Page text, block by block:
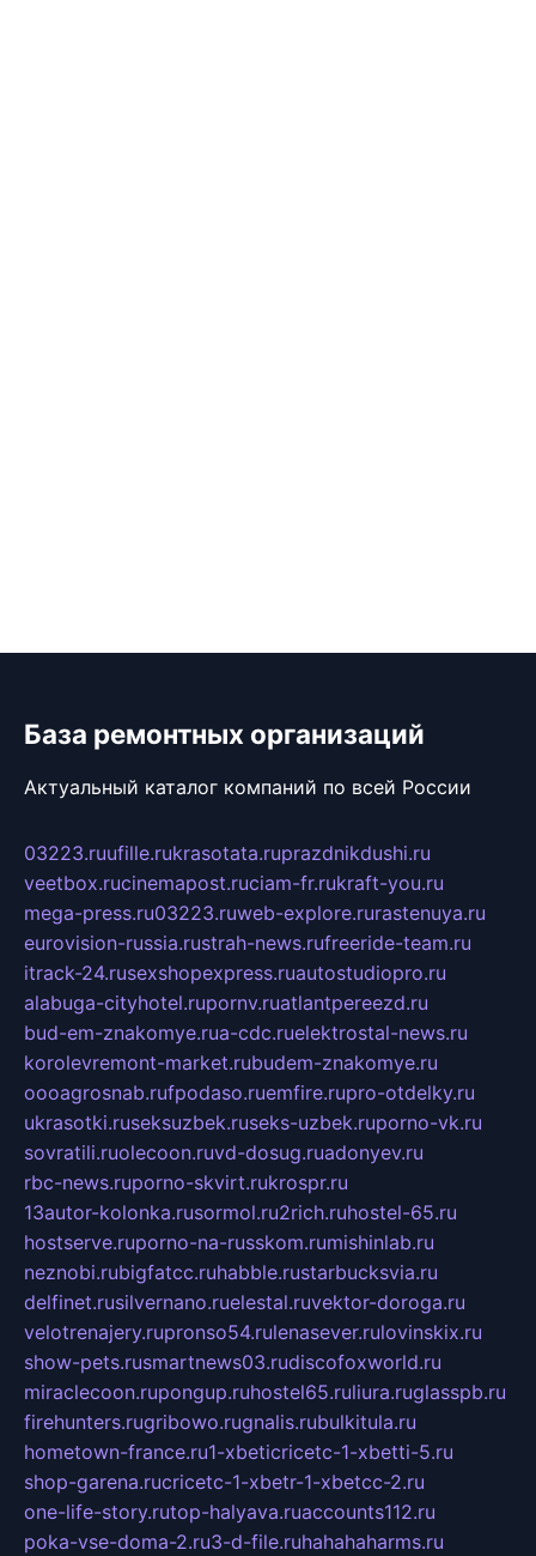
База ремонтных организаций
Актуальный каталог компаний по всей России
03223.ruufille.rukrasotata.ruprazdnikdushi.ru
veetbox.rucinemapost.ruciam-fr.rukraft-you.ru
mega-press.ru03223.ruweb-explore.rurastenuya.ru
eurovision-russia.rustrah-news.rufreeride-team.ru
itrack-24.rusexshopexpress.ruautostudiopro.ru
alabuga-cityhotel.rupornv.ruatlantpereezd.ru
bud-em-znakomye.rua-cdc.ruelektrostal-news.ru
korolevremont-market.rubudem-znakomye.ru
oooagrosnab.rufpodaso.ruemfire.rupro-otdelky.ru
ukrasotki.ruseksuzbek.ruseks-uzbek.ruporno-vk.ru
sovratili.ruolecoon.ruvd-dosug.ruadonyev.ru
rbc-news.ruporno-skvirt.rukrospr.ru
13autor-kolonka.rusormol.ru2rich.ruhostel-65.ru
hostserve.ruporno-na-russkom.rumishinlab.ru
neznobi.rubigfatcc.ruhabble.rustarbucksvia.ru
delfinet.rusilvernano.ruelestal.ruvektor-doroga.ru
velotrenajery.rupronso54.rulenasever.rulovinskix.ru
show-pets.rusmartnews03.rudiscofoxworld.ru
miraclecoon.rupongup.ruhostel65.ruliura.ruglasspb.ru
firehunters.rugribowo.rugnalis.rubulkitula.ru
hometown-france.ru1-xbeticricetc-1-xbetti-5.ru
shop-garena.rucricetc-1-xbetr-1-xbetcc-2.ru
one-life-story.rutop-halyava.ruaccounts112.ru
poka-vse-doma-2.ru3-d-file.ruhahahaharms.ru